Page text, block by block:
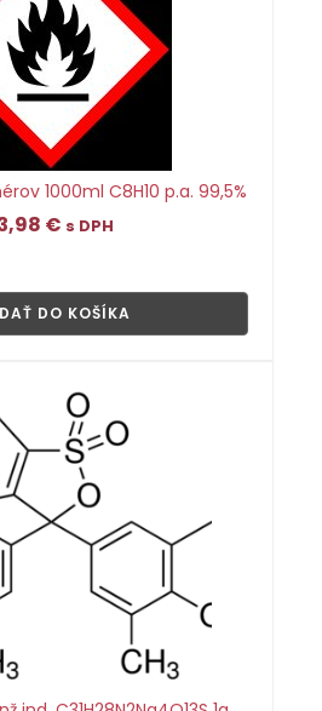
1000ml C8H10 p.a. 99,5%
€ s DPH
DO KOŠÍKA